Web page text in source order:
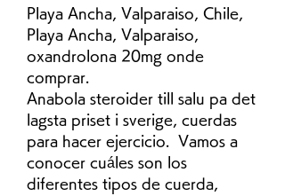
Playa Ancha, Valparaiso, Chile,
Playa Ancha, Valparaiso,
oxandrolona 20mg onde
comprar.
Anabola steroider till salu pa det
lagsta priset i sverige, cuerdas
para hacer ejercicio.  Vamos a
conocer cuáles son los
diferentes tipos de cuerda,